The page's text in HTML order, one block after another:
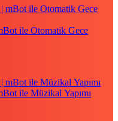
ile Otomatik Gece
ile Müzikal Yapımı